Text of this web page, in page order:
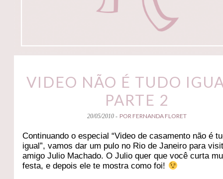
VIDEO NÃO É TUDO
PARTE 2
20/05/2010 - POR FERNANDA FLORET
Continuando o especial “Video de casamento não é
igual”, vamos dar um pulo no Rio de Janeiro para
amigo Julio Machado. O Julio quer que você curta
festa, e depois ele te mostra como foi!